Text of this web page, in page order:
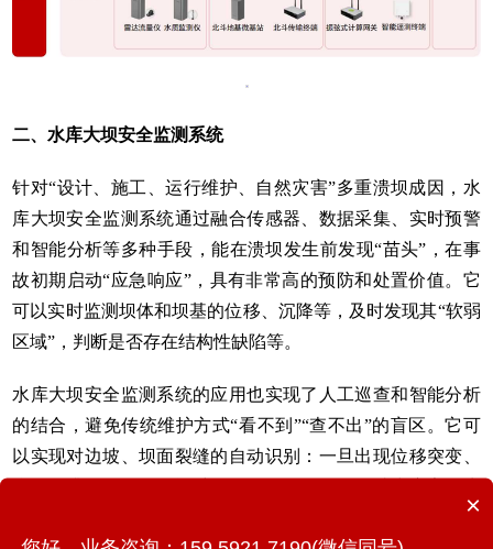
二、水库大坝安全监测系统
针对“设计、施工、运行维护、自然灾害”多重溃坝成因，水
库大坝安全监测系统通过融合传感器、数据采集、实时预警
和智能分析等多种手段，能在溃坝发生前发现“苗头”，在事
故初期启动“应急响应”，具有非常高的预防和处置价值。它
可以实时监测坝体和坝基的位移、沉降等，及时发现其“软弱
区域”，判断是否存在结构性缺陷等。
水库大坝安全监测系统的应用也实现了人工巡查和智能分析
的结合，避免传统维护方式“看不到”“查不出”的盲区。它可
以实现对边坡、坝面裂缝的自动识别：一旦出现位移突变、
×